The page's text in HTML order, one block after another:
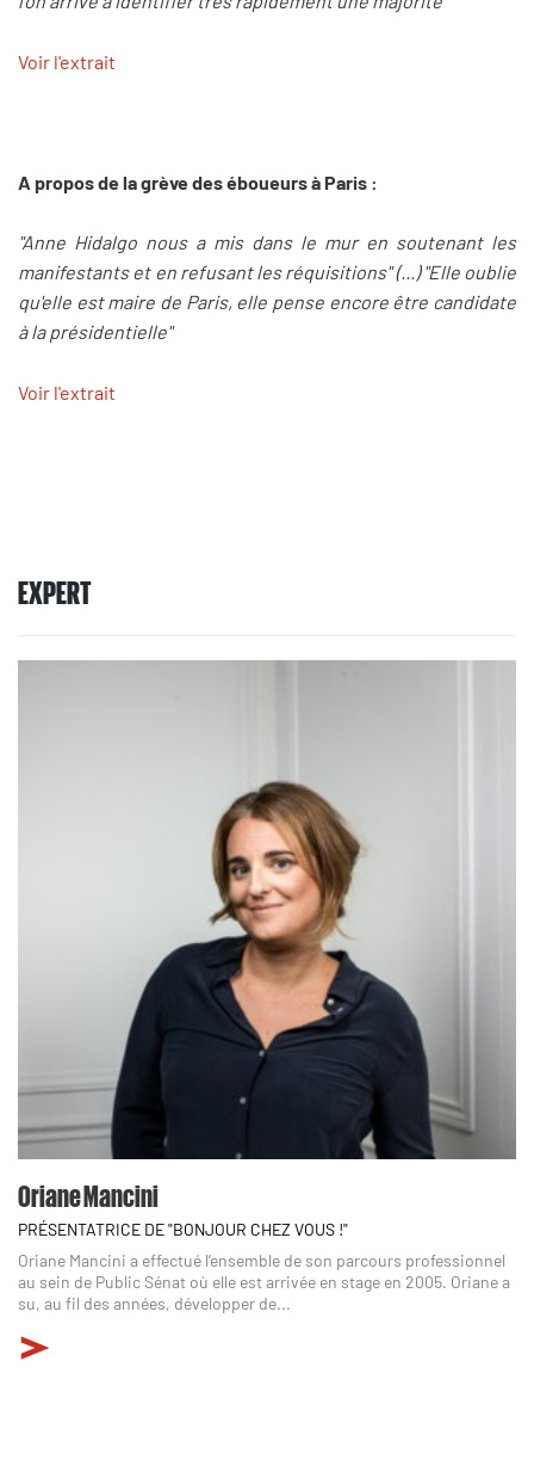
Voir l'extrait
A propos de la grève des éboueurs à Paris :
"Anne Hidalgo nous a mis dans le mur en soutenant les
manifestants et en refusant les réquisitions" (...) "Elle oublie
qu'elle est maire de Paris, elle pense encore être candidate
à la présidentielle"
Voir l'extrait
EXPERT
Oriane Mancini
PRÉSENTATRICE DE "BONJOUR CHEZ VOUS !"
Oriane Mancini a effectué l’ensemble de son parcours professionnel
au sein de Public Sénat où elle est arrivée en stage en 2005. Oriane a
su, au fil des années, développer de...